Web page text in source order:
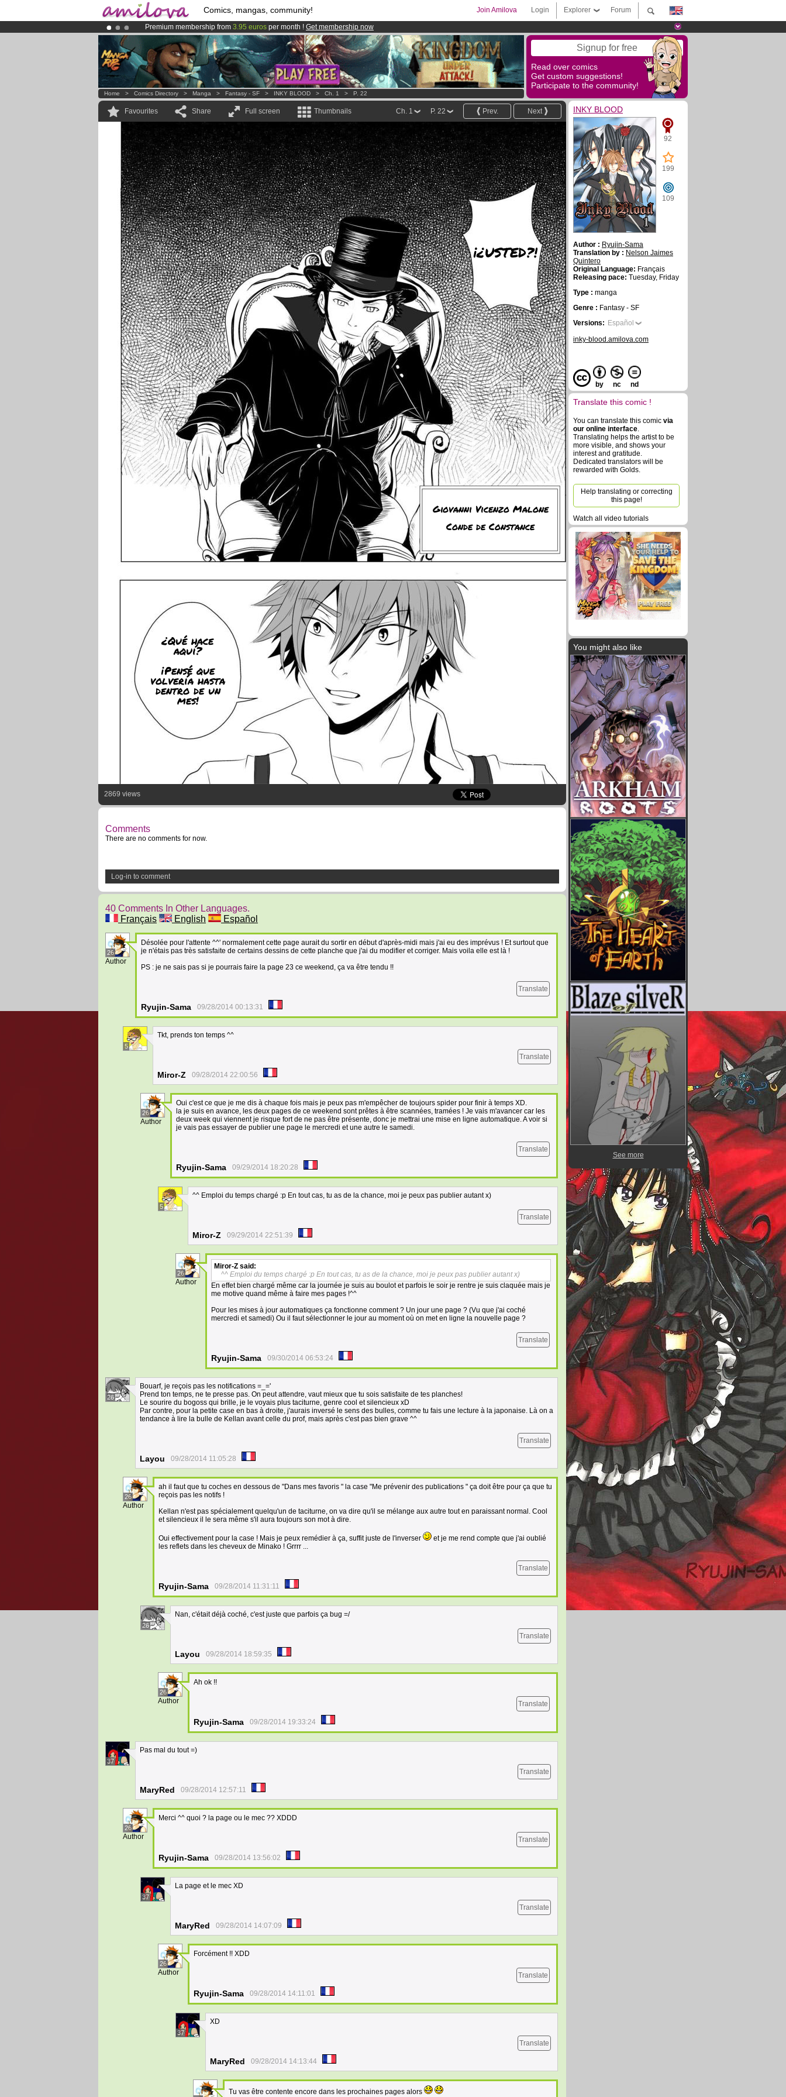
Comics, mangas, community! Forum
Explorer
Login
Join Amilova
Premium membership from 3.95 euros per month ! Get membership now
AmilovaKickstarter is now LIVE!.
Already 134393membersand 1208 comics & mangas!. Signup for free
Read over comics
Get custom suggestions!
Participate to the community!
Home > Comics Directory > Manga > Fantasy - SF > INKY BLOOD > Ch. 1 > P. 22
Favourites Share Full screen Thumbnails Next
Prev.
P. 22
Ch. 1
¡¿USTED?!
Giovanni Vicenzo Malone
Conde de Constance
¿Qué hace
aquí?
¡Pensé que
volvería hasta
dentro de un
mes!
2869 views
Comments
There are no comments for now.
Log-in to comment
40 Comments In Other Languages.
Français
English Español
26
Author
Désolée pour l'attente ^^' normalement cette page aurait du sortir en début d'après-midi mais j'ai eu des imprévus ! Et surtout que
je n'étais pas très satisfaite de certains dessins de cette planche que j'ai du modifier et corriger. Mais voila elle est là !
PS : je ne sais pas si je pourrais faire la page 23 ce weekend, ça va être tendu !!
Translate
Ryujin-Sama 09/28/2014 00:13:31
5
Tkt, prends ton temps ^^
Translate
Miror-Z 09/28/2014 22:00:56
26
Author
Oui c'est ce que je me dis à chaque fois mais je peux pas m'empêcher de toujours spider pour finir à temps XD.
la je suis en avance, les deux pages de ce weekend sont prêtes à être scannées, tramées ! Je vais m'avancer car les
deux week qui viennent je risque fort de ne pas être présente, donc je mettrai une mise en ligne automatique. A voir si
je vais pas essayer de publier une page le mercredi et une autre le samedi.
Translate
Ryujin-Sama 09/29/2014 18:20:28
5
^^ Emploi du temps chargé :p En tout cas, tu as de la chance, moi je peux pas publier autant x)
Translate
Miror-Z 09/29/2014 22:51:39
26
Author
Miror-Z said:
^^ Emploi du temps chargé :p En tout cas, tu as de la chance, moi je peux pas publier autant x)
En effet bien chargé même car la journée je suis au boulot et parfois le soir je rentre je suis claquée mais je
me motive quand même à faire mes pages !^^
Pour les mises à jour automatiques ça fonctionne comment ? Un jour une page ? (Vu que j'ai coché
mercredi et samedi) Ou il faut sélectionner le jour au moment où on met en ligne la nouvelle page ?
Translate
Ryujin-Sama 09/30/2014 06:53:24
26
Bouarf, je reçois pas les notifications =_='
Prend ton temps, ne te presse pas. On peut attendre, vaut mieux que tu sois satisfaite de tes planches!
Le sourire du bogoss qui brille, je le voyais plus taciturne, genre cool et silencieux xD
Par contre, pour la petite case en bas à droite, j'aurais inversé le sens des bulles, comme tu fais une lecture à la japonaise. Là on a
tendance à lire la bulle de Kellan avant celle du prof, mais après c'est pas bien grave ^^
Translate
Layou 09/28/2014 11:05:28
26
Author
ah il faut que tu coches en dessous de "Dans mes favoris " la case "Me prévenir des publications " ça doit être pour ça que tu
reçois pas les notifs !
Kellan n'est pas spécialement quelqu'un de taciturne, on va dire qu'il se mélange aux autre tout en paraissant normal. Cool
et silencieux il le sera même s'il aura toujours son mot à dire.
Oui effectivement pour la case ! Mais je peux remédier à ça, suffit juste de l'inverser
et je me rend compte que j'ai oublié
les reflets dans les cheveux de Minako ! Grrrr ...
Translate
Ryujin-Sama 09/28/2014 11:31:11
26
Nan, c'était déjà coché, c'est juste que parfois ça bug =/
Translate
Layou 09/28/2014 18:59:35
26
Author
Ah ok !!
Translate
Ryujin-Sama 09/28/2014 19:33:24
37
Pas mal du tout =)
Translate
MaryRed 09/28/2014 12:57:11
26
Author
Merci ^^ quoi ? la page ou le mec ?? XDDD
Translate
Ryujin-Sama 09/28/2014 13:56:02
37
La page et le mec XD
Translate
MaryRed 09/28/2014 14:07:09
26
Author
Forcément !! XDD
Translate
Ryujin-Sama 09/28/2014 14:11:01
37
XD
Translate
MaryRed 09/28/2014 14:13:44
Tu vas être contente encore dans les prochaines pages alors
INKY BLOOD
92
199
109
Author : Ryujin-Sama
Translation by : Nelson Jaimes
Quintero
Original Language: Français
Releasing pace: Tuesday, Friday
Type : manga
Genre : Fantasy - SF
Versions: Español
inky-blood.amilova.com
by nc nd
Translate this comic !
You can translate this comic via
our online interface.
Translating helps the artist to be
more visible, and shows your
interest and gratitude.
Dedicated translators will be
rewarded with Golds.
Help translating or correcting
this page!
Watch all video tutorials
You might also like
See more